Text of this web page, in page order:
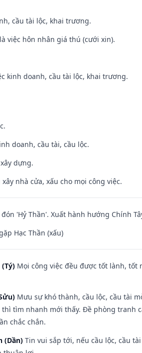
cầu tài lộc, khai trương.
việc hôn nhân giá thú (cưới xin).
kinh doanh, cầu tài lộc, khai trương.
doanh, cầu tài, cầu lộc.
dựng.
nhà cửa, xấu cho mọi công việc.
'Hỷ Thần'. Xuất hành hướng Chính
Hạc Thần (xấu)
Mọi công việc đều được tốt lành, tốt
Mưu sự khó thành, cầu lộc, cầu tài
tìm nhanh mới thấy. Đề phòng tranh
chắc chắn.
(Dần) Tin vui sắp tới, nếu cầu lộc, cầu